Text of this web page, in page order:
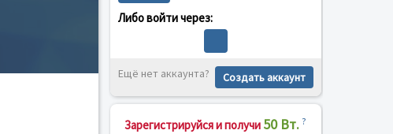
Либо войти через:
Ещё нет аккаунта? Создать аккаунт
Зарегистрируйся и получи 50 Вт. ?